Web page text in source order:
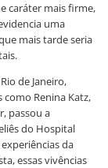
caráter mais firme,
uma
mais tarde seria
de Janeiro,
Renina Katz,
passou a
do Hospital
da
essas vivências